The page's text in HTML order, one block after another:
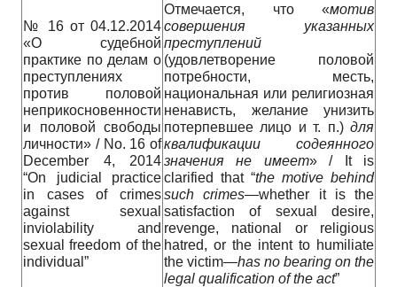
№ 16 от 04.12.2014
«О судебной
практике по делам о
преступлениях
против половой
неприкосновенности
и половой свободы
личности» / No. 16 of
December 4, 2014
“On judicial practice
in cases of crimes
against sexual
inviolability and
sexual freedom of the
individual”
Отмечается, что «мотив
совершения
указанных
преступлений
(удовлетворение половой
потребности, месть,
национальная или религиозная
ненависть, желание унизить
потерпевшее лицо и т. п.) для
квалификации
содеянного
значения
не имеет» / It is
clarified that “the motive behind
such crimes—whether it is the
satisfaction of sexual desire,
revenge, national or religious
hatred, or the intent to humiliate
the victim—has no bearing on the
legal qualification of the act”